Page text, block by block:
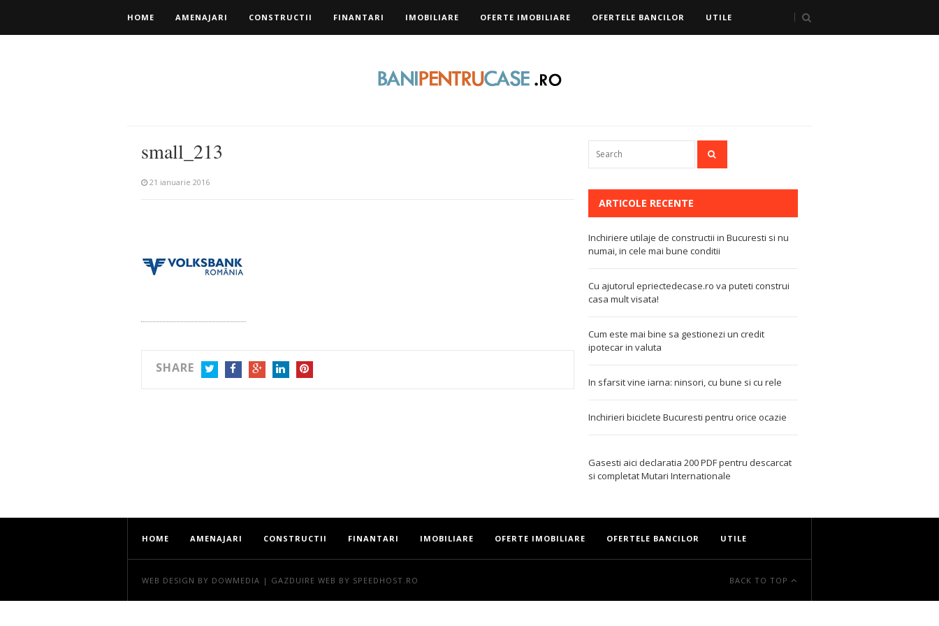
HOME AMENAJARI CONSTRUCTII FINANTARI IMOBILIARE OFERTE IMOBILIARE OFERTELE BANCILOR UTILE
small_213
21 ianuarie 2016
SHARE
ARTICOLE RECENTE
Inchiriere utilaje de constructii in Bucuresti si nu
numai, in cele mai bune conditii
Cu ajutorul epriectedecase.ro va puteti construi
casa mult visata!
Cum este mai bine sa gestionezi un credit
ipotecar in valuta
In sfarsit vine iarna: ninsori, cu bune si cu rele
Inchirieri biciclete Bucuresti pentru orice ocazie
Gasesti aici declaratia 200 PDFpentru descarcat
si completatMutari Internationale
HOME AMENAJARI CONSTRUCTII FINANTARI IMOBILIARE OFERTE IMOBILIARE OFERTELE BANCILOR UTILE
WEB DESIGN BY DOWMEDIA | GAZDUIRE WEB BY SPEEDHOST.RO BACK TO TOP